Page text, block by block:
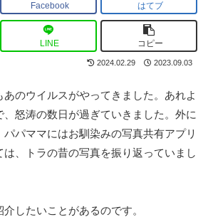
Facebook はてブ
LINE コピー
2024.02.29 2023.09.03
あのウイルスがやってきました。あれよ
怒涛の数日が過ぎていきました。外に
パパママにはお馴染みの写真共有アプリ
は、トラの昔の写真を振り返っていまし
したいことがあるのです。